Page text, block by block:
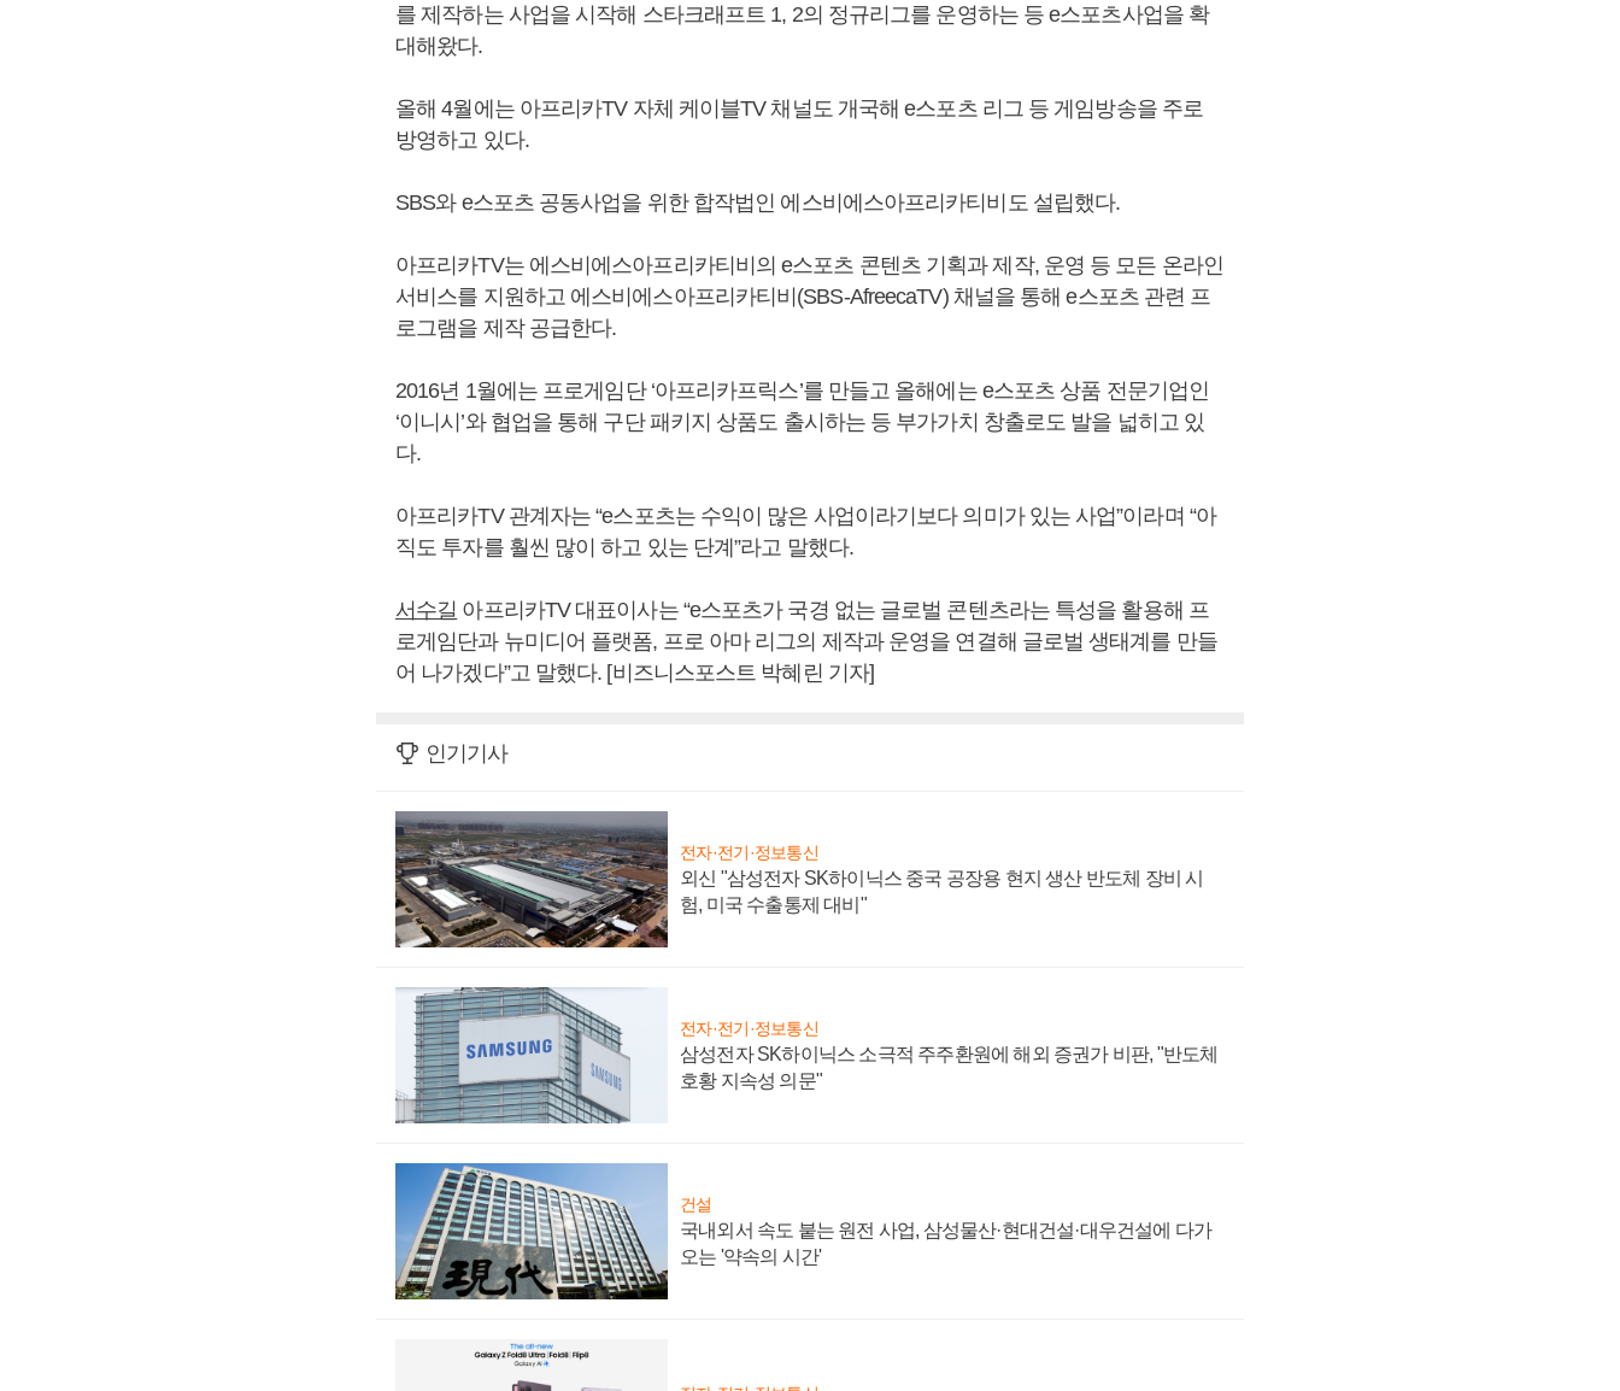
를 제작하는 사업을 시작해 스타크래프트 1, 2의 정규리그를 운영하는 등 e스포츠사업을 확
대해왔다.
올해 4월에는 아프리카TV 자체 케이블TV 채널도 개국해 e스포츠 리그 등 게임방송을 주로
방영하고 있다.
SBS와 e스포츠 공동사업을 위한 합작법인 에스비에스아프리카티비도 설립했다.
아프리카TV는 에스비에스아프리카티비의 e스포츠 콘텐츠 기획과 제작, 운영 등 모든 온라인
서비스를 지원하고 에스비에스아프리카티비(SBS-AfreecaTV) 채널을 통해 e스포츠 관련 프
로그램을 제작 공급한다.
2016년 1월에는 프로게임단 ‘아프리카프릭스’를 만들고 올해에는 e스포츠 상품 전문기업인
‘이니시’와 협업을 통해 구단 패키지 상품도 출시하는 등 부가가치 창출로도 발을 넓히고 있
다.
아프리카TV 관계자는 “e스포츠는 수익이 많은 사업이라기보다 의미가 있는 사업”이라며 “아
직도 투자를 훨씬 많이 하고 있는 단계”라고 말했다.
서수길 아프리카TV 대표이사는 “e스포츠가 국경 없는 글로벌 콘텐츠라는 특성을 활용해 프
로게임단과 뉴미디어 플랫폼, 프로 아마 리그의 제작과 운영을 연결해 글로벌 생태계를 만들
어 나가겠다”고 말했다. [비즈니스포스트 박혜린 기자]
인기기사
전자·전기·정보통신
외신 "삼성전자 SK하이닉스 중국 공장용 현지 생산 반도체 장비 시
험, 미국 수출통제 대비"
전자·전기·정보통신
삼성전자 SK하이닉스 소극적 주주환원에 해외 증권가 비판, "반도체
호황 지속성 의문"
건설
국내외서 속도 붙는 원전 사업, 삼성물산·현대건설·대우건설에 다가
오는 '약속의 시간'